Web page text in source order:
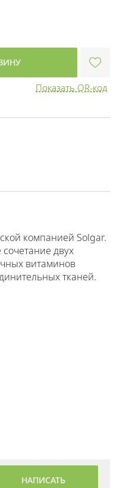
Показать QR-код
компанией Solgar.
двух
витаминов
тканей.
НАПИСАТЬ